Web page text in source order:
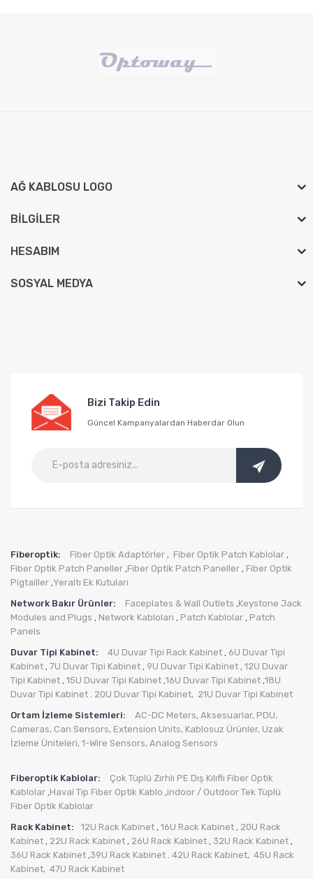
AĞ KABLOSU LOGO
BILGILER
HESABIM
SOSYAL MEDYA
Bizi Takip Edin
Güncel Kampanyalardan Haberdar Olun
Fiberoptik: Fiber Optik Adaptörler , Fiber Optik Patch Kablolar ,
Fiber Optik Patch Paneller ,Fiber Optik Patch Paneller , Fiber Optik
Pigtailler ,Yeraltı Ek Kutuları
Network Bakır Ürünler:
Faceplates & Wall Outlets ,Keystone Jack
Modules and Plugs , Network Kabloları , Patch Kablolar , Patch
Panels
Duvar Tipi Kabinet:
4U Duvar Tipi Rack Kabinet , 6U Duvar Tipi
Kabinet , 7U Duvar Tipi Kabinet , 9U Duvar Tipi Kabinet , 12U Duvar
Tipi Kabinet , 15U Duvar Tipi Kabinet ,16U Duvar Tipi Kabinet ,18U
Duvar Tipi Kabinet
20U Duvar Tipi Kabinet, 21U Duvar Tipi Kabinet
Ortam İzleme Sistemleri:
AC-DC Meters, Aksesuarlar, PDU,
Cameras, Can Sensors, Extension Units, Kablosuz Ürünler, Uzak
İzleme Üniteleri, 1-Wire Sensors, Analog Sensors
Fiberoptik Kablolar:
Çok Tüplü Zırhlı PE Dış Kılıflı Fiber Optik
Kablolar ,Havai Tip Fiber Optik Kablo ,indoor / Outdoor Tek Tüplü
Fiber Optik Kablolar
Rack Kabinet:
12U Rack Kabinet , 16U Rack Kabinet , 20U Rack
Kabinet , 22U Rack Kabinet , 26U Rack Kabinet , 32U Rack Kabinet ,
36U Rack Kabinet ,39U Rack Kabinet 42U Rack Kabinet, 45U Rack
Kabinet, 47U Rack Kabinet